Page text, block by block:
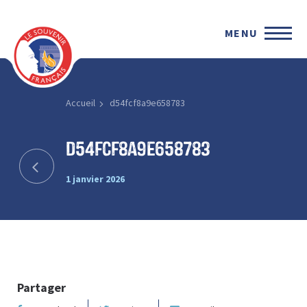
MENU
Accueil d54fcf8a9e658783
d54fcf8a9e658783
1 janvier 2026
Partager